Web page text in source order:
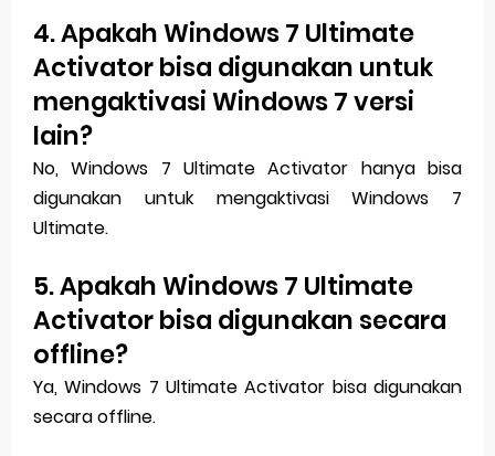
4. Apakah Windows 7 Ultimate
Activator bisa digunakan untuk
mengaktivasi Windows 7 versi
lain?
No, Windows 7 Ultimate Activator hanya bisa
digunakan untuk mengaktivasi Windows 7
Ultimate.
5. Apakah Windows 7 Ultimate
Activator bisa digunakan secara
offline?
Ya, Windows 7 Ultimate Activator bisa digunakan
secara offline.